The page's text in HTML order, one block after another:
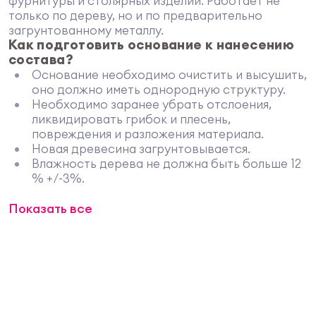
только по дереву, но и по предварительно
загрунтованному металлу.
Как подготовить основание к нанесению
состава?
Основание необходимо очистить и высушить,
оно должно иметь однородную структуру.
Необходимо заранее убрать отслоения,
ликвидировать грибок и плесень,
повреждения и разложения материала.
Новая древесина загрунтовывается.
Влажность дерева не должна быть больше 12
% +/-3%.
Наносится при помощи кисти, валика из велюра
Показать все